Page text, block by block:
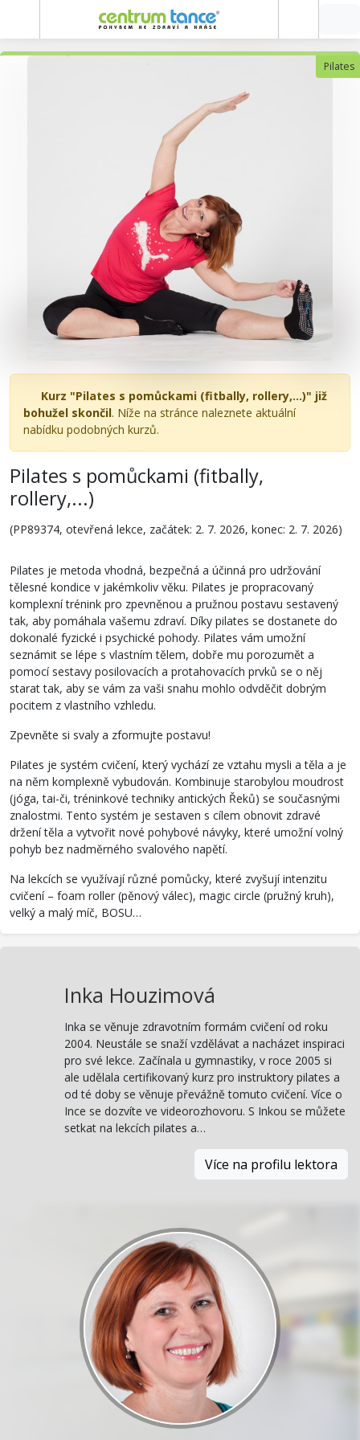
Pilates
Kurz "Pilates s pomůckami (fitbally, rollery,...)" již
bohužel skončil. Níže na stránce naleznete aktuální
nabídku podobných kurzů.
Pilates s pomůckami (fitbally,
rollery,...)
(PP89374, otevřená lekce, začátek: 2. 7. 2026, konec: 2. 7. 2026)
Pilates je metoda vhodná, bezpečná a účinná pro udržování
tělesné kondice v jakémkoliv věku. Pilates je propracovaný
komplexní trénink pro zpevněnou a pružnou postavu sestavený
tak, aby pomáhala vašemu zdraví. Díky pilates se dostanete do
dokonalé fyzické i psychické pohody. Pilates vám umožní
seznámit se lépe s vlastním tělem, dobře mu porozumět a
pomocí sestavy posilovacích a protahovacích prvků se o něj
starat tak, aby se vám za vaši snahu mohlo odvděčit dobrým
pocitem z vlastního vzhledu.
Zpevněte si svaly a zformujte postavu!
Pilates je systém cvičení, který vychází ze vztahu mysli a těla a je
na něm komplexně vybudován. Kombinuje starobylou moudrost
(jóga, tai-či, tréninkové techniky antických Řeků) se současnými
znalostmi. Tento systém je sestaven s cílem obnovit zdravé
držení těla a vytvořit nové pohybové návyky, které umožní volný
pohyb bez nadměrného svalového napětí.
Na lekcích se využívají různé pomůcky, které zvyšují intenzitu
cvičení – foam roller (pěnový válec), magic circle (pružný kruh),
velký a malý míč, BOSU…
Inka Houzimová
Inka se věnuje zdravotním formám cvičení od roku
2004. Neustále se snaží vzdělávat a nacházet inspiraci
pro své lekce. Začínala u gymnastiky, v roce 2005 si
ale udělala certifikovaný kurz pro instruktory pilates a
od té doby se věnuje převážně tomuto cvičení. Více o
Ince se dozvíte ve videorozhovoru. S Inkou se můžete
setkat na lekcích pilates a…
Více na profilu lektora